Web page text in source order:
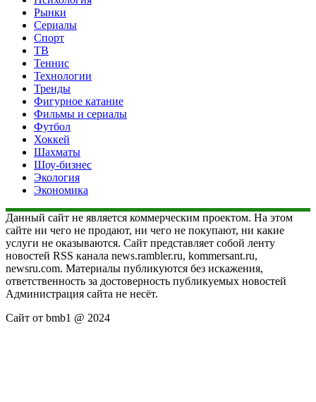
Рынки
Сериалы
Спорт
ТВ
Теннис
Технологии
Тренды
Фигурное катание
Фильмы и сериалы
Футбол
Хоккей
Шахматы
Шоу-бизнес
Экология
Экономика
Данный сайт не является коммерческим проектом. На этом
сайте ни чего не продают, ни чего не покупают, ни какие
услуги не оказываются. Сайт представляет собой ленту
новостей RSS канала news.rambler.ru, kommersant.ru,
newsru.com. Материалы публикуются без искажения,
ответственность за достоверность публикуемых новостей
Администрация сайта не несёт.
Сайт от bmb1 @ 2024